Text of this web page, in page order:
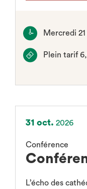
Mercredi
Plein tarif
31 oct. 2026
Conférence
L’écho des